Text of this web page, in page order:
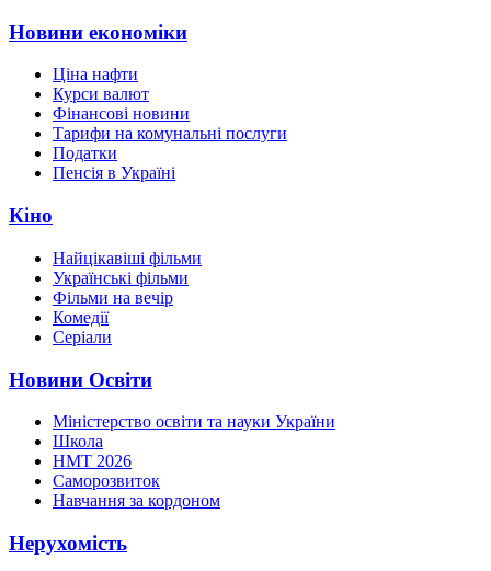
Новини економіки
Ціна нафти
Курси валют
Фінансові новини
Тарифи на комунальні послуги
Податки
Пенсія в Україні
Кіно
Найцікавіші фільми
Українські фільми
Фільми на вечір
Комедії
Серіали
Новини Освіти
Міністерство освіти та науки України
Школа
НМТ 2026
Саморозвиток
Навчання за кордоном
Нерухомість